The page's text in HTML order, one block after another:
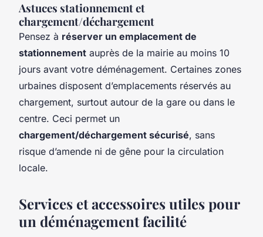
Astuces stationnement et
chargement/déchargement
Pensez à réserver un emplacement de
stationnement auprès de la mairie au moins 10
jours avant votre déménagement. Certaines zones
urbaines disposent d’emplacements réservés au
chargement, surtout autour de la gare ou dans le
centre. Ceci permet un
chargement/déchargement sécurisé, sans
risque d’amende ni de gêne pour la circulation
locale.
Services et accessoires utiles pour
un déménagement facilité